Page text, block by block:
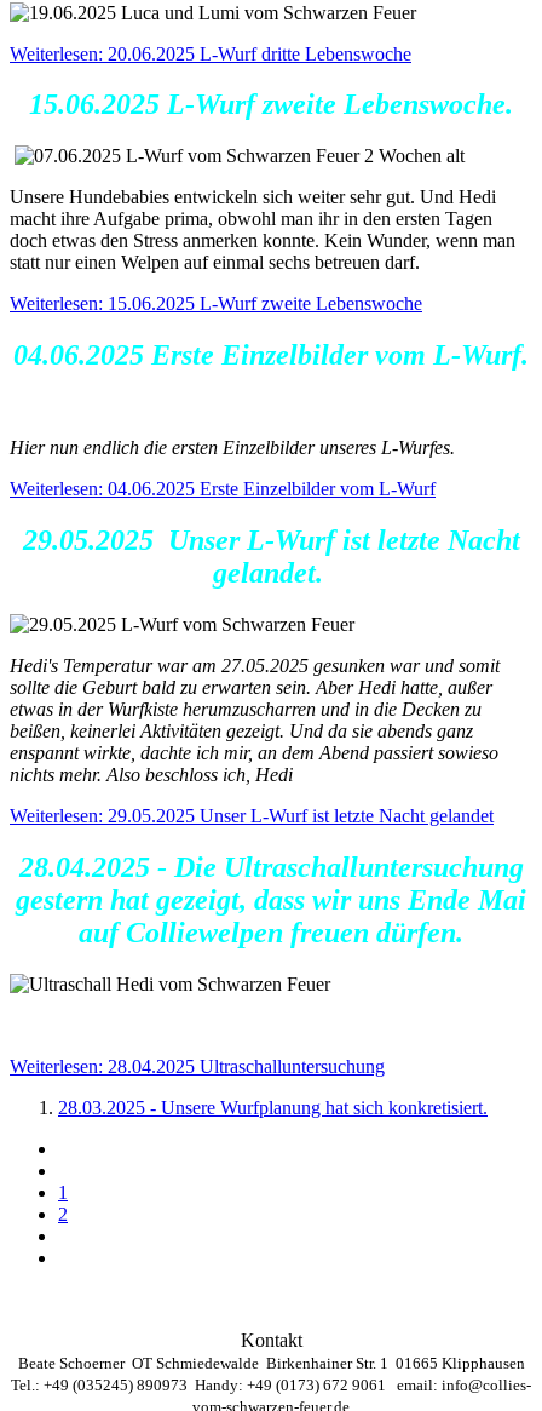
Weiterlesen: 20.06.2025 L-Wurf dritte Lebenswoche
15.06.2025 L-Wurf zweite Lebenswoche.
Unsere Hundebabies entwickeln sich weiter sehr gut. Und Hedi
macht ihre Aufgabe prima, obwohl man ihr in den ersten Tagen
doch etwas den Stress anmerken konnte. Kein Wunder, wenn man
statt nur einen Welpen auf einmal sechs betreuen darf.
Weiterlesen: 15.06.2025 L-Wurf zweite Lebenswoche
04.06.2025 Erste Einzelbilder vom L-Wurf.
Hier nun endlich die ersten Einzelbilder unseres L-Wurfes.
Weiterlesen: 04.06.2025 Erste Einzelbilder vom L-Wurf
29.05.2025 Unser L-Wurf ist letzte Nacht
gelandet.
Hedi's Temperatur war am 27.05.2025 gesunken war und somit
sollte die Geburt bald zu erwarten sein. Aber Hedi hatte, außer
etwas in der Wurfkiste herumzuscharren und in die Decken zu
beißen, keinerlei Aktivitäten gezeigt. Und da sie abends ganz
enspannt wirkte, dachte ich mir, an dem Abend passiert sowieso
nichts mehr. Also beschloss ich, Hedi
Weiterlesen: 29.05.2025 Unser L-Wurf ist letzte Nacht gelandet
28.04.2025 - Die Ultraschalluntersuchung
gestern hat gezeigt, dass wir uns Ende Mai
auf Colliewelpen freuen dürfen.
Weiterlesen: 28.04.2025 Ultraschalluntersuchung
28.03.2025 - Unsere Wurfplanung hat sich konkretisiert.
1
2
Kontakt
Beate Schoerner OT Schmiedewalde Birkenhainer Str. 1 01665 Klipphausen
Tel.: +49 (035245) 890973 Handy: +49 (0173) 672 9061 email: info@collies-
vom-schwarzen-feuer.de